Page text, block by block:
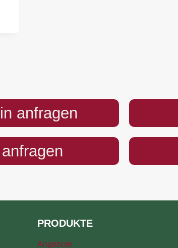
anfragen
PRODUKTE
Angebote